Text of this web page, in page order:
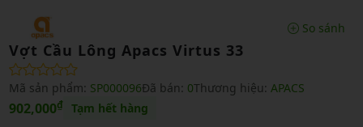
So sánh
Vợt Cầu Lông Apacs Virtus 33
Mã sản phẩm: SP000096Đã bán: 0Thương hiệu: APACS
902,000₫ Tạm hết hàng